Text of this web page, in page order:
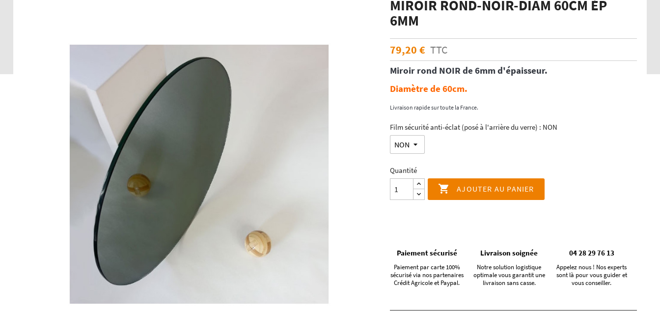
ACCESSOIRES DE POSE POUR
CRÉDENCE
Accessoires pour crédence
Echantillons de verre dépoli emaillé et
trempé
Echantillons de verre emaillé et trempé
Echantillons de verres dépolis laqués
Echantillons de verres laqués
MIROIR ROND-NOIR-DIAM 60CM ÉP
6MM
79,20 € TTC
Miroir rond NOIR de 6mm d'épaisseur.
Diamètre de 60cm.
Livraison rapide sur toute la France.
Film sécurité anti-éclat (posé à l'arrière du verre) : NON
Quantité
 AJOUTER AU PANIER
Paiement sécurisé
Paiement par carte 100%
sécurisé via nos partenaires
Crédit Agricole et Paypal.
Livraison soignée
Notre solution logistique
optimale vous garantit une
livraison sans casse.
04 28 29 76 13
Appelez nous ! Nos experts
sont là pour vous guider et
vous conseiller.